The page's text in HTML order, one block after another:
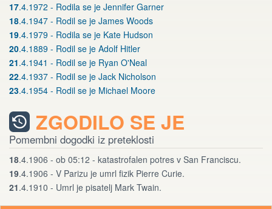
17.4.1972 - Rodila se je Jennifer Garner
18.4.1947 - Rodil se je James Woods
19.4.1979 - Rodila se je Kate Hudson
20.4.1889 - Rodil se je Adolf Hitler
21.4.1941 - Rodil se je Ryan O'Neal
22.4.1937 - Rodil se je Jack Nicholson
23.4.1954 - Rodil se je Michael Moore
ZGODILO SE JE
Pomembni dogodki iz preteklosti
18.4.1906 - ob 05:12 - katastrofalen potres v San Franciscu.
19.4.1906 - V Parizu je umrl fizik Pierre Curie.
21.4.1910 - Umrl je pisatelj Mark Twain.